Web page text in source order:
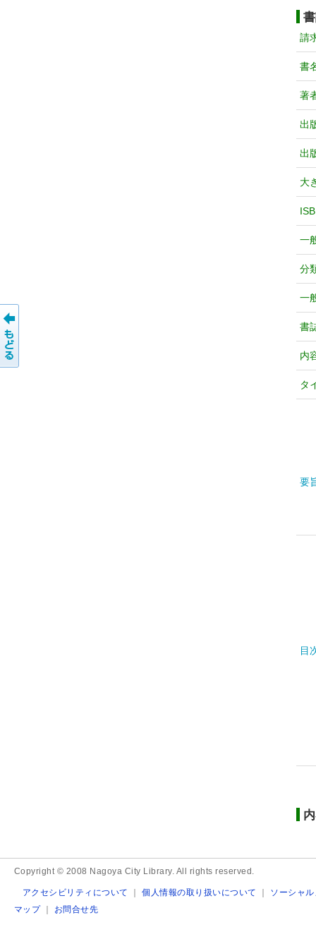
請
書
著
出
出
大
一
分
一
書
内
タ
要
目
Copyright © 2008 Nagoya City Library. All rights reserved.
アクセシビリティについて ｜個人情報の取り扱いについて ｜ ソーシャ
マップ｜ お問合せ先